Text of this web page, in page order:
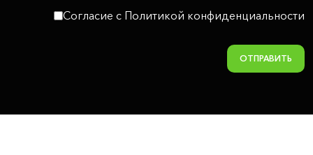
Согласие c Политикой конфиденциальности
ОТПРАВИТЬ